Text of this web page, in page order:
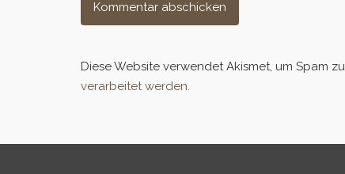
Diese Website verwendet Akismet, um Spam
verarbeitet werden.